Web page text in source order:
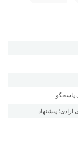
پاسخگو
پیشنهاد